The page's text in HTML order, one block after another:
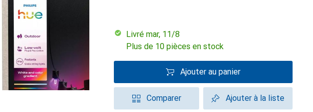
Livré mar, 11/8
Plus de 10 pièces en stock
Ajouter au panier
Comparer Ajouter à la liste